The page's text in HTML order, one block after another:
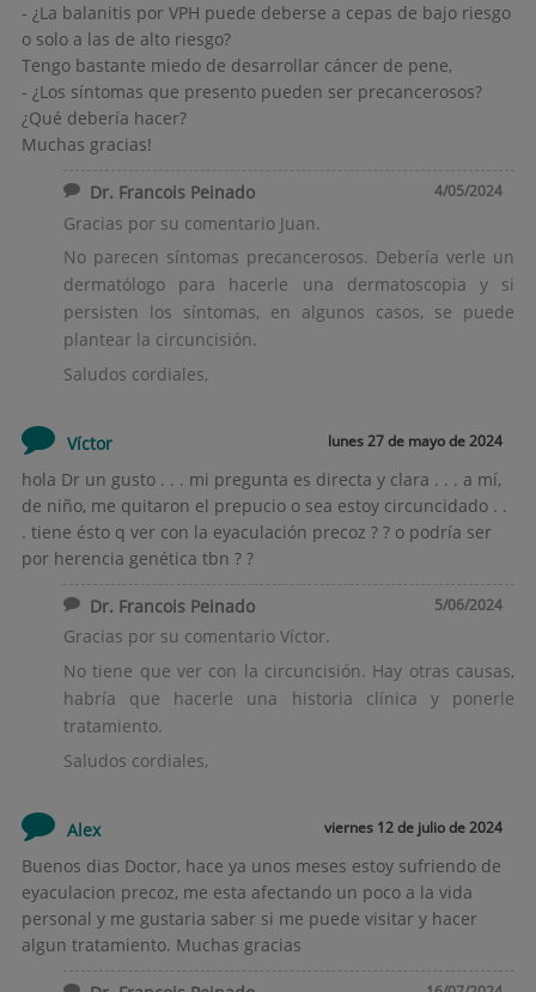
- ¿La balanitis por VPH puede deberse a cepas de bajo riesgo
o solo a las de alto riesgo?
Tengo bastante miedo de desarrollar cáncer de pene,
- ¿Los síntomas que presento pueden ser precancerosos?
¿Qué debería hacer?
Muchas gracias!
Dr. Francois Peinado 4/05/2024
Gracias por su comentario Juan.
No parecen síntomas precancerosos. Debería verle un
dermatólogo para hacerle una dermatoscopia y si
persisten los síntomas, en algunos casos, se puede
plantear la circuncisión.
Saludos cordiales,
Víctor lunes 27 de mayo de 2024
hola Dr un gusto . . . mi pregunta es directa y clara . . . a mí,
de niño, me quitaron el prepucio o sea estoy circuncidado . .
. tiene ésto q ver con la eyaculación precoz ? ? o podría ser
por herencia genética tbn ? ?
Dr. Francois Peinado 5/06/2024
Gracias por su comentario Víctor.
No tiene que ver con la circuncisión. Hay otras causas,
habría que hacerle una historia clínica y ponerle
tratamiento.
Saludos cordiales,
Alex viernes 12 de julio de 2024
Buenos dias Doctor, hace ya unos meses estoy sufriendo de
eyaculacion precoz, me esta afectando un poco a la vida
personal y me gustaria saber si me puede visitar y hacer
algun tratamiento. Muchas gracias